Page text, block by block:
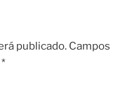
publicado. Campos
*